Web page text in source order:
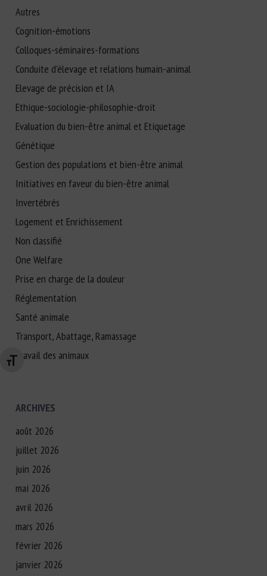
Changer la taille de la police
Autres
Cognition-émotions
Colloques-séminaires-formations
Conduite d'élevage et relations humain-animal
Elevage de précision et IA
Ethique-sociologie-philosophie-droit
Evaluation du bien-être animal et Etiquetage
Génétique
Gestion des populations et bien-être animal
Initiatives en faveur du bien-être animal
Invertébrés
Logement et Enrichissement
Non classifié
One Welfare
Prise en charge de la douleur
Réglementation
Santé animale
Transport, Abattage, Ramassage
Travail des animaux
ARCHIVES
août 2026
juillet 2026
juin 2026
mai 2026
avril 2026
mars 2026
février 2026
janvier 2026